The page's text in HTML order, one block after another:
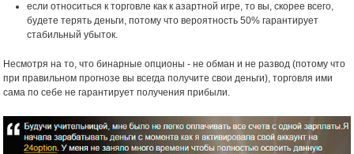
если относиться к торговле как к азартной игре, то вы, скорее всего,
будете терять деньги, потому что вероятность 50% гарантирует
стабильный убыток.
Несмотря на то, что бинарные опционы - не обман и не развод (потому что
при правильном прогнозе вы всегда получите свои деньги), торговля ими
сама по себе не гарантирует получения прибыли.